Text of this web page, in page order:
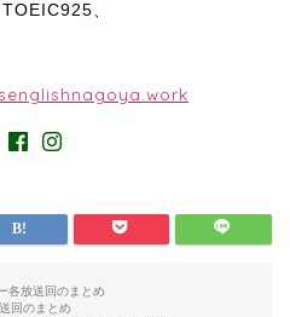
TOEIC925、
各放送回のまとめ
回のまとめ